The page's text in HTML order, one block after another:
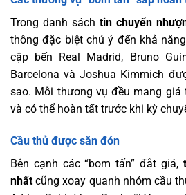
Trong danh sách tin chuyển
thông đặc biệt chú ý đến khả
cập bến Real Madrid, Bruno
Barcelona và Joshua Kimmich
sao. Mỗi thương vụ đều mang giá
và có thể hoàn tất trước khi kỳ
Cầu thủ được săn đón
Bên cạnh các “bom tấn” đắt giá,
nhất cũng xoay quanh nhóm cầu